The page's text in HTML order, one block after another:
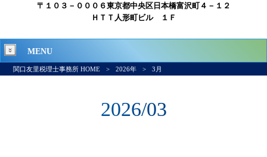
〒１０３－０００６東京都中央区日本橋富沢町４－１２
ＨＴＴ人形町ビル １Ｆ
MENU
関口友里税理士事務所 HOME > 2026年 > 3月
2026/03